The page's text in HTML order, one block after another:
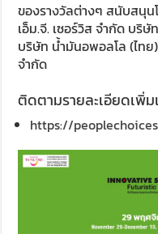
ของรางวัลต่างๆ สนับสนุ
เอ็ม.จี. เซอร์วิส จำกัด บริษั
บริษัท น้ำมันอพอลโล (ไทย
จำกัด
ติดตามรายละเอียดเพิ่ม
https://